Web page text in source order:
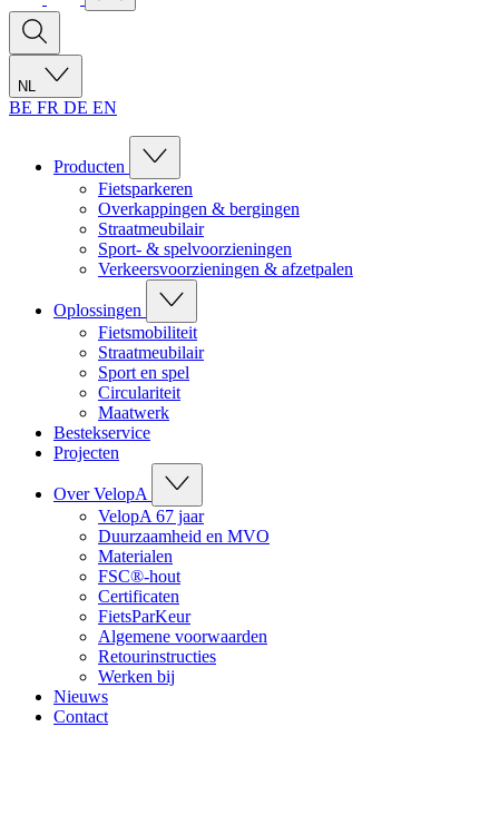
NL
BE FR DE EN
Producten
Fietsparkeren
Overkappingen & bergingen
Straatmeubilair
Sport- & spelvoorzieningen
Verkeersvoorzieningen & afzetpalen
Oplossingen
Fietsmobiliteit
Straatmeubilair
Sport en spel
Circulariteit
Maatwerk
Bestekservice
Projecten
Over VelopA
VelopA 67 jaar
Duurzaamheid en MVO
Materialen
FSC®-hout
Certificaten
FietsParKeur
Algemene voorwaarden
Retourinstructies
Werken bij
Nieuws
Contact